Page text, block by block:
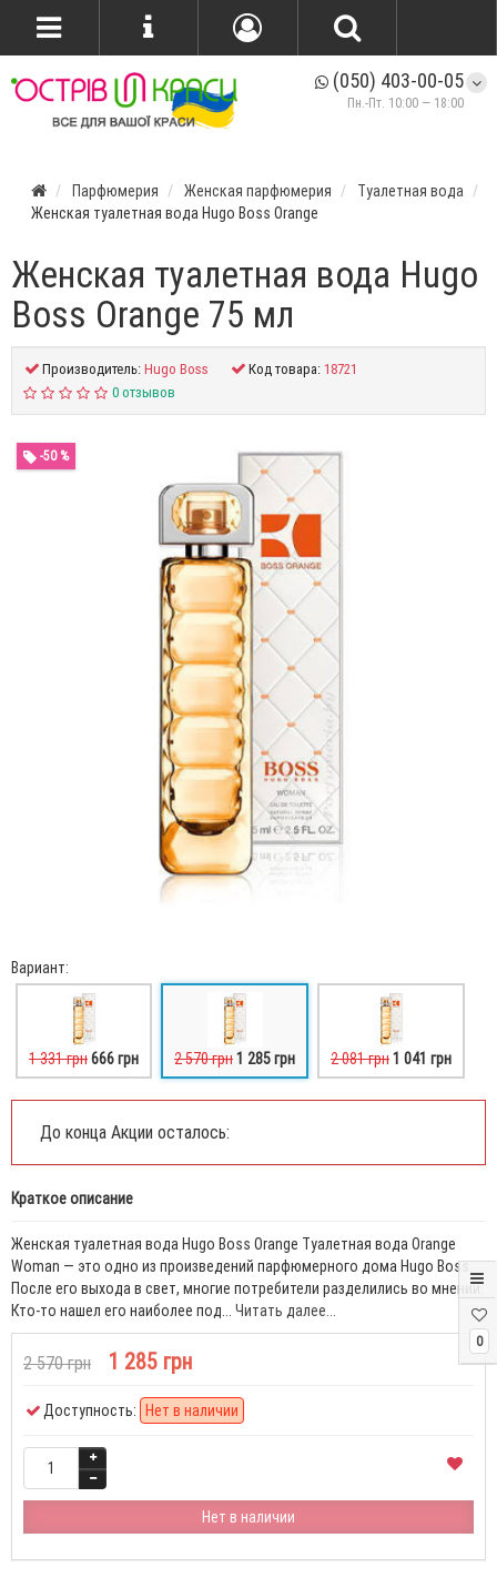
0
(050) 403-00-05
Пн.-Пт. 10:00 — 18:00
Парфюмерия Женская парфюмерия
Туалетная вода
Женская туалетная вода Hugo Boss Orange
Женская туалетная вода Hugo
Boss Orange 75 мл
Производитель:Hugo Boss Код товара:18721
0 отзывов
-50 %
Вариант:
1 331 грн666 грн 2 570 грн1 285 грн 2 081 грн1 041 грн
До конца Акции осталось:
Краткое описание
Женская туалетная вода Hugo Boss Orange Туалетная вода Orange
Woman — это одно из произведений парфюмерного дома Hugo Boss.
После его выхода в свет, многие потребители разделились во мнении.
Кто-то нашел его наиболее под... Читать далее...
2 570 грн 1 285 грн
Доступность: Нет в наличии
Нет в наличии